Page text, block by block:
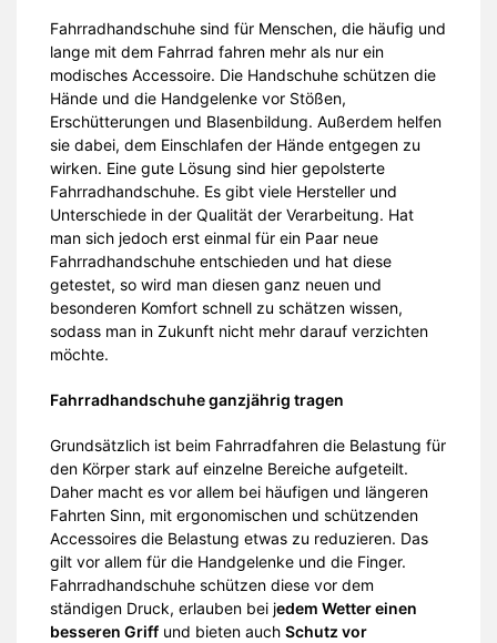
Fahrradhandschuhe sind für Menschen, die häufig und
lange mit dem Fahrrad fahren mehr als nur ein
modisches Accessoire. Die Handschuhe schützen die
Hände und die Handgelenke vor Stößen,
Erschütterungen und Blasenbildung. Außerdem helfen
sie dabei, dem Einschlafen der Hände entgegen zu
wirken. Eine gute Lösung sind hier gepolsterte
Fahrradhandschuhe. Es gibt viele Hersteller und
Unterschiede in der Qualität der Verarbeitung. Hat
man sich jedoch erst einmal für ein Paar neue
Fahrradhandschuhe entschieden und hat diese
getestet, so wird man diesen ganz neuen und
besonderen Komfort schnell zu schätzen wissen,
sodass man in Zukunft nicht mehr darauf verzichten
möchte.
Fahrradhandschuhe ganzjährig tragen
Grundsätzlich ist beim Fahrradfahren die Belastung für
den Körper stark auf einzelne Bereiche aufgeteilt.
Daher macht es vor allem bei häufigen und längeren
Fahrten Sinn, mit ergonomischen und schützenden
Accessoires die Belastung etwas zu reduzieren. Das
gilt vor allem für die Handgelenke und die Finger.
Fahrradhandschuhe schützen diese vor dem
ständigen Druck, erlauben bei jedem Wetter einen
besseren Griff und bieten auch Schutz vor